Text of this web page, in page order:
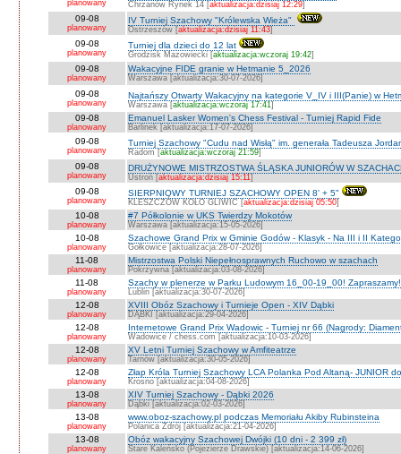
planowany Chrzanów Rynek 14 [aktualizacja:dzisiaj 12:29]
09-08
planowany
IV Turniej Szachowy "Królewska Wieża"
Ostrzeszów [aktualizacja:dzisiaj 11:43]
09-08
planowany
Turniej dla dzieci do 12 lat
Grodzisk Mazowiecki [aktualizacja:wczoraj 19:42]
09-08
planowany
Wakacyjne FIDE granie w Hetmanie 5_2026
Warszawa [aktualizacja:30-07-2026]
09-08
planowany
Najtańszy Otwarty Wakacyjny na kategorie V_IV i III(Panie) w
Warszawa [aktualizacja:wczoraj 17:41]
09-08
planowany
Emanuel Lasker Women's Chess Festival - Turniej Rapid Fide
Barlinek [aktualizacja:17-07-2026]
09-08
planowany
Turniej Szachowy "Cudu nad Wisłą" im. generała Tadeusza
Radom [aktualizacja:wczoraj 21:59]
09-08
planowany
DRUŻYNOWE MISTRZOSTWA ŚLĄSKA JUNIORÓW W
Ustroń [aktualizacja:dzisiaj 15:11]
09-08
planowany
SIERPNIOWY TURNIEJ SZACHOWY OPEN 8' + 5"
KLESZCZÓW KOŁO GLIWIC [aktualizacja:dzisiaj 05:50]
10-08
planowany
#7 Półkolonie w UKS Twierdzy Mokotów
Warszawa [aktualizacja:15-05-2026]
10-08
planowany
Szachowe Grand Prix w Gminie Godów - Klasyk - Na III i II
Gołkowice [aktualizacja:28-07-2026]
11-08
planowany
Mistrzostwa Polski Niepełnosprawnych Ruchowo w szachach
Pokrzywna [aktualizacja:03-08-2026]
11-08
planowany
Szachy w plenerze w Parku Ludowym 16_00-19_00! Zapraszamy!
Lublin [aktualizacja:30-07-2026]
12-08
planowany
XVIII Obóz Szachowy i Turnieje Open - XIV Dąbki
DĄBKI [aktualizacja:29-04-2026]
12-08
planowany
Internetowe Grand Prix Wadowic - Turniej nr 66 (Nagrody:
Wadowice / chess.com [aktualizacja:10-03-2026]
12-08
planowany
XV Letni Turniej Szachowy w Amfiteatrze
Tarnów [aktualizacja:30-05-2026]
12-08
planowany
Złap Króla Turniej Szachowy LCA Polanka Pod Altaną- JUNIOR
Krosno [aktualizacja:04-08-2026]
13-08
planowany
XIV Turniej Szachowy - Dąbki 2026
Dąbki [aktualizacja:02-03-2026]
13-08
planowany
www.oboz-szachowy.pl podczas Memoriału Akiby Rubinsteina
Polanica Zdrój [aktualizacja:21-04-2026]
13-08
planowany
Obóz wakacyjny Szachowej Dwójki (10 dni - 2 399 zł)
Stare Kaleńsko (Pojezierze Drawskie) [aktualizacja:14-06-2026]